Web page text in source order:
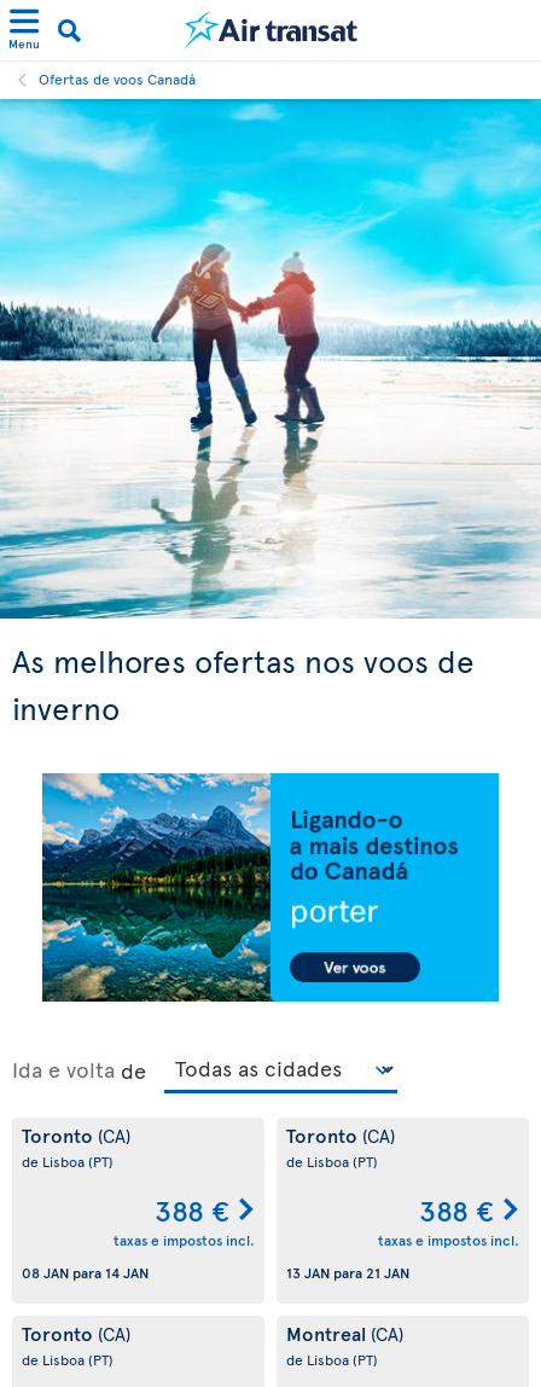
Menu
Ofertas de voos Canadá
As melhores ofertas nos voos de
inverno
Ida e volta de
Toronto (CA)
de Lisboa(PT)
388 €
taxas e impostos incl.
08 JAN para 14 JAN
Toronto (CA)
de Lisboa(PT)
388 €
taxas e impostos incl.
13 JAN para21 JAN
Toronto (CA)
de Lisboa(PT)
Montreal (CA)
de Lisboa(PT)